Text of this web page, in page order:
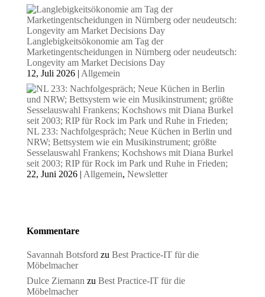
Langlebigkeitsökonomie am Tag der
Marketingentscheidungen in Nürnberg oder neudeutsch:
Longevity am Market Decisions Day
12, Juli 2026| Allgemein
NL 233: Nachfolgespräch; Neue Küchen in Berlin und
NRW; Bettsystem wie ein Musikinstrument; größte
Sesselauswahl Frankens; Kochshows mit Diana Burkel
seit 2003; RIP für Rock im Park und Ruhe in Frieden;
22, Juni 2026| Allgemein, Newsletter
Kommentare
Savannah Botsford zu Best Practice-IT für die
Möbelmacher
Dulce Ziemann zu Best Practice-IT für die
Möbelmacher